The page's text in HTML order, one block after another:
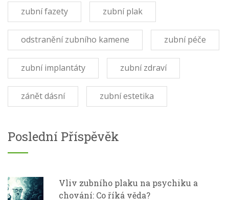
zubní fazety zubní plak
odstranění zubního kamene zubní péče
zubní implantáty zubní zdraví
zánět dásní zubní estetika
Poslední Příspěvěk
Vliv zubního plaku na psychiku a
chování: Co říká věda?